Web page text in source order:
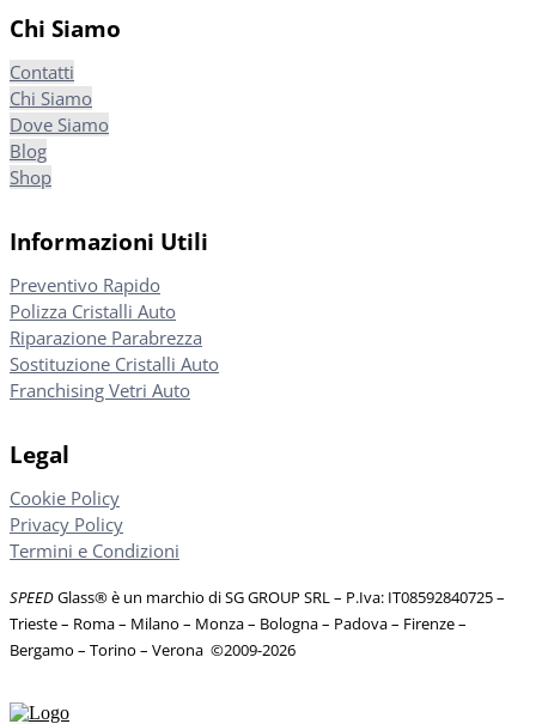
Chi Siamo
Contatti
Chi Siamo
Dove Siamo
Blog
Shop
Informazioni Utili
Preventivo Rapido
Polizza Cristalli Auto
Riparazione Parabrezza
Sostituzione Cristalli Auto
Franchising Vetri Auto
Legal
Cookie Policy
Privacy Policy
Termini e Condizioni
SPEEDGlass® è un marchio di SG GROUP SRL – P.Iva: IT08592840725–
Trieste – Roma – Milano – Monza – Bologna – Padova – Firenze –
Bergamo – Torino – Verona ©2009-2026